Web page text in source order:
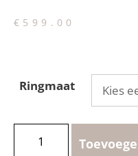
€ 599.00
Ringmaat